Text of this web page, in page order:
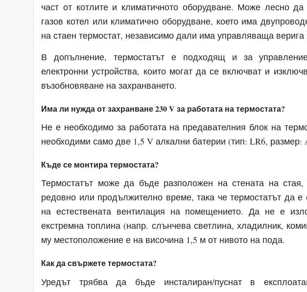
част от котлите и климатичното оборудване. Може лесно
газов котел или климатично оборудване, което има
на стаен термостат, независимо дали има управляваща верига
В допълнение, термостатът е подходящ и за
електронни устройства, които могат да се включват и
възобновяване на захранването.
Има ли нужда от захранване 230 V за работата на термостата?
Не е необходимо за работата на предавателния блок на
необходими само две 1,5 V алкални батерии (тип: LR6, размер:
Къде се монтира термостата?
Термостатът може да бъде разположен на стената на стая,
редовно или продължително време, така че термостатът да е
на естествената вентилация на помещението. Да не е
екстремна топлина (напр. слънчева светлина, хладилник,
му местоположение е на височина 1,5 м от нивото на пода.
Как да свържете термостата?
Уредът трябва да бъде инсталиран/пуснат в